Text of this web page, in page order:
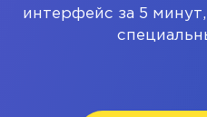
интерфейс за 5